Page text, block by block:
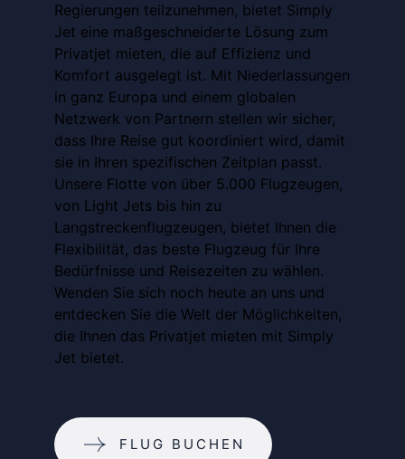
Regierungen teilzunehmen, bietet Simply
Jet eine maßgeschneiderte Lösung zum
Privatjet mieten, die auf Effizienz und
Komfort ausgelegt ist. Mit Niederlassungen
in ganz Europa und einem globalen
Netzwerk von Partnern stellen wir sicher,
dass Ihre Reise gut koordiniert wird, damit
sie in Ihren spezifischen Zeitplan passt.
Unsere Flotte von über 5.000 Flugzeugen,
von Light Jets bis hin zu
Langstreckenflugzeugen, bietet Ihnen die
Flexibilität, das beste Flugzeug für Ihre
Bedürfnisse und Reisezeiten zu wählen.
Wenden Sie sich noch heute an uns und
entdecken Sie die Welt der Möglichkeiten,
die Ihnen das Privatjet mieten mit Simply
Jet bietet.
FLUG BUCHEN